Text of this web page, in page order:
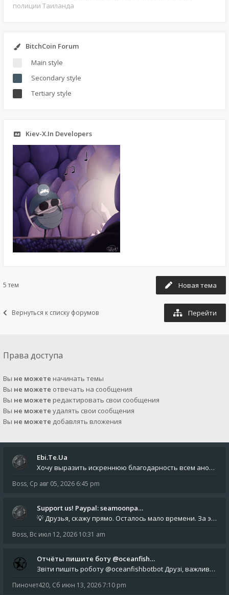
полиции Таиланда
BitchCoin Forum
Main style
Secondary style
Tertiary style
Kiev-X.In Developers
Новая тема
5 тем
Вернуться к списку форумов Перейти
Права доступа
Вы не можете начинать темы
Вы не можете отвечать на сообщения
Вы не можете редактировать свои сообщения
Вы не можете удалять свои сообщения
Вы не можете добавлять вложения
Ebi.Te.Ua
Хочу выразить искреннюю благодарность всем анонимным пользователям, которые поддержали наше сообщество финансово. Благод
Boss, Ср авг 05, 2026 6:45 pm
Support us! Paypal: seamoonpa…
💡 Друзья, скажу прямо. Осталось мало времени. За это время нам нужно закрыть последние обязательные расходы: около 500
Boss, Вс июл 12, 2026 10:31 am
Отчёты пишите боту @oceanfish…
Звіти пишіть роботу @oceanfishbotbot Друзі, важливе повідомлення для учасників форума. Основне звернення опублікован
Пиночет420, Сб июн 13, 2026 7:10 pm